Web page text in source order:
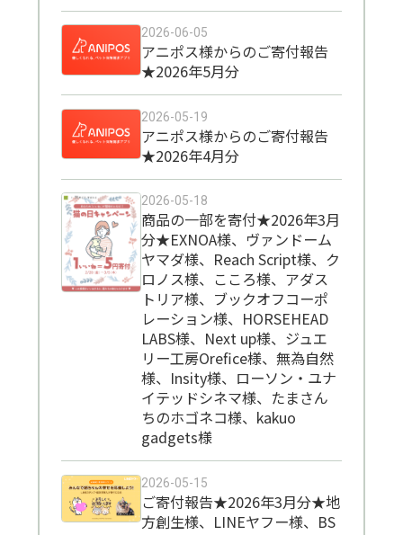
2026-06-05
アニポス様からのご寄付報告
★2026年5月分
2026-05-19
アニポス様からのご寄付報告
★2026年4月分
2026-05-18
商品の一部を寄付★2026年3月
分★EXNOA様、ヴァンドーム
ヤマダ様、Reach Script様、ク
ロノス様、こころ様、アダス
トリア様、ブックオフコーポ
レーション様、HORSEHEAD
LABS様、Next up様、ジュエ
リー工房Orefice様、無為自然
様、Insity様、ローソン・ユナ
イテッドシネマ様、たまさん
ちのホゴネコ様、kakuo
gadgets様
2026-05-15
ご寄付報告★2026年3月分★地
方創生様、LINEヤフー様、BS